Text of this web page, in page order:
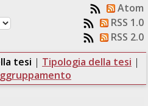
Atom
RSS 1.0
RSS 2.0
tesi | Tipologia della tesi |